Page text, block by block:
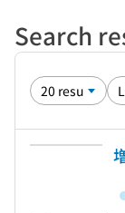
Search